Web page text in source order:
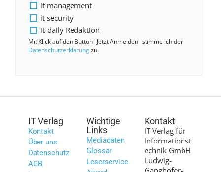
it management
it security
it-daily Redaktion
Mit Klick auf den Button "Jetzt Anmelden" stimme ich der
Datenschutzerklärungzu.
IT Verlag
Kontakt
Über uns
Datenschutz
AGB
Wichtige
Links
Mediadaten
Glossar
Leserservice
Kontakt
IT Verlag für
Informationst
echnik GmbH
Ludwig-
Ganghofer-